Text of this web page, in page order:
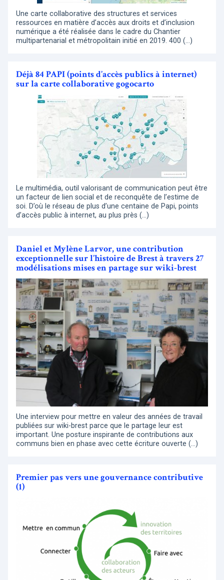
Une carte collaborative des structures et services
ressources en matière d’accès aux droits et d’inclusion
numérique a été réalisée dans le cadre du Chantier
multipartenarial et métropolitain initié en 2019. 400 (…)
Déjà 84 PAPI (points d’accès publics à internet)
sur la carte collaborative gogocarto
Le multimédia, outil valorisant de communication peut être
un facteur de lien social et de reconquête de l’estime de
soi. D’où le réseau de plus d’une centaine de Papi, points
d’accès public à internet, au plus près (…)
Daniel et Mylène Larvor, une contribution
exceptionnelle sur l’histoire de Brest à travers 27
modélisations mises en partage sur wiki-brest
Une interview pour mettre en valeur des années de travail
publiées sur wiki-brest parce que le partage leur est
important. Une posture inspirante de contributions aux
communs bien en phase avec cette écriture ouverte (…)
Premier pas vers une gouvernance contributive
(1)